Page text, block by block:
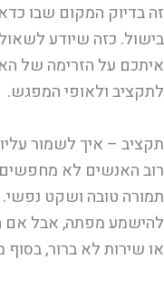
זה בדיוק המקום שבו
בישול. כזה שיודע
איתכם על הזרימה של
לתקציב ולאופי המפגש.
תקציב – איך לשמור
רוב האנשים לא מחפשים
תמורה טובה ושקט נפשי.
להישמע מפתה, אבל אם
או שירות לא ברור,